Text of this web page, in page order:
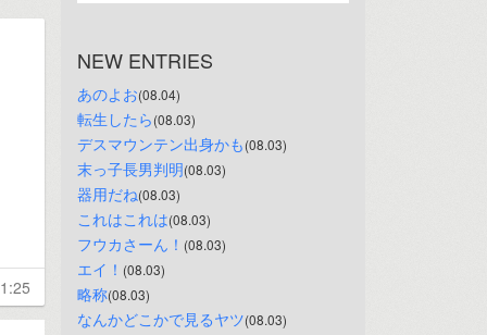
NEW ENTRIES
あのよお(08.04)
転生したら(08.03)
デスマウンテン出身かも(08.03)
末っ子長男判明(08.03)
器用だね(08.03)
これはこれは(08.03)
フウカさーん！ (08.03)
エイ！ (08.03)
略称(08.03)
なんかどこかで見るヤツ(08.03)